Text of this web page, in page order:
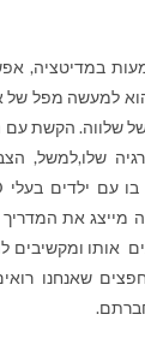
במדיטציה,
למעשה מפל של
של שלווה. הקשת
שלו,למשל,
עם ילדים בעלי
את המדריך
אותו ומקשיבים
שאנחנו